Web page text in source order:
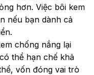
hơn. Việc bôi kem
nếu bạn dành cả
chống nắng lại
thể hạn chế khả
vốn đóng vai trò